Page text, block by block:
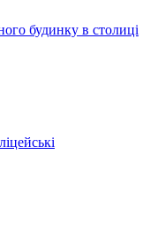
будинку в столиці